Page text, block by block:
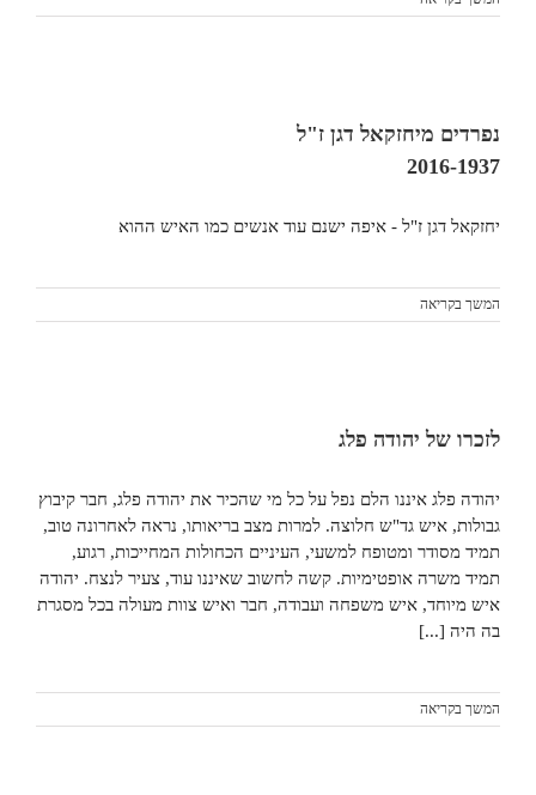
נפרדים מיחזקאל דגן ז"ל
2016-1937
יחזקאל דגן ז"ל - איפה ישנם עוד אנשים כמו האיש ההוא
המשך בקריאה
לזכרו של יהודה פלג
יהודה פלג איננו הלם נפל על כל מי שהכיר את יהודה פלג, חבר קיבוץ
גבולות, איש גד"ש חלוצה. למרות מצב בריאותו, נראה לאחרונה טוב,
תמיד מסודר ומטופח למשעי, העיניים הכחולות המחייכות, רגוע,
תמיד משרה אופטימיות. קשה לחשוב שאיננו עוד, צעיר לנצח. יהודה
איש מיוחד, איש משפחה ועבודה, חבר ואיש צוות מעולה בכל מסגרת
בה היה [...]
המשך בקריאה